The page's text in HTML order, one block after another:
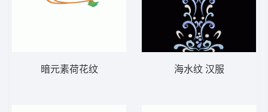
暗元素荷花纹 海水纹 汉服